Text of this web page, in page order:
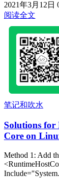
2021年3月12日
阅读全文
笔记和吹水
Solutions for
Core on
Method 1: Add